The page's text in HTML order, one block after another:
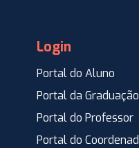
Login
Portal do Aluno
Portal da Graduação
Portal do Professor
Portal do